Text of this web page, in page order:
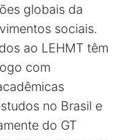
globais da
sociais.
ao LEHMT têm
com
no Brasil e
do GT